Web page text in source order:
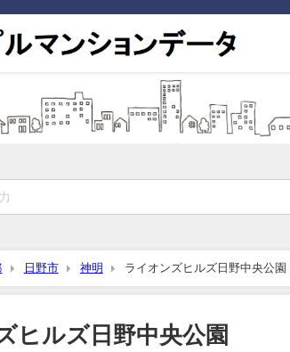
日野市 神明 ライオンズヒルズ日野中央公園
ヒルズ日野中央公園